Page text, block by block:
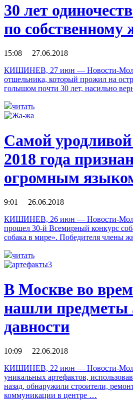
30 лет
по собственному
15:08 27.06.2018
КИШИНЕВ, 27 июн — Новости-
отшельника, который прожил на
голышом почти 30 лет, насильно
читать
Самой
2018 года
огромным
9:01 26.06.2018
КИШИНЕВ, 26 июн — Новости-
прошел 30-й Всемирный конкурс
собака в мире». Победителя члены
читать
В Москве во
нашли предметы
давности
10:09 22.06.2018
КИШИНЕВ, 22 июн — Новости-
уникальных артефактов,
назад, обнаружили строители,
коммуникации в центре …